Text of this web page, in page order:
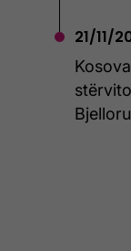
21/11/